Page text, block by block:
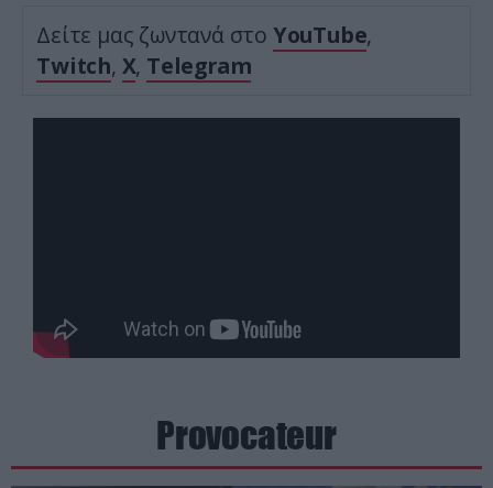
Δείτε μας ζωντανά στο YouTube,
Twitch, X, Telegram
Provocateur